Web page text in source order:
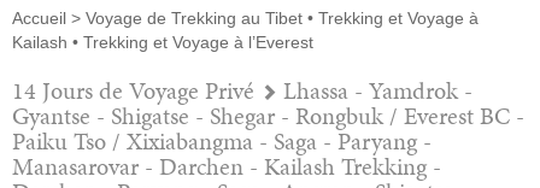
Accueil > Voyage de Trekking au Tibet • Trekking et Voyage à
Kailash • Trekking et Voyage à l’Everest
14 Jours de Voyage Privé Lhassa - Yamdrok -
Gyantse - Shigatse - Shegar - Rongbuk / Everest BC -
Paiku Tso / Xixiabangma - Saga - Paryang -
Manasarovar - Darchen - Kailash Trekking -